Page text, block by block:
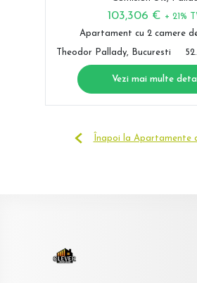
103,306 € + 21%
Apartament cu 2 camere
Theodor Pallady, Bucuresti
Vezi mai multe
Înapoi la Apartamente